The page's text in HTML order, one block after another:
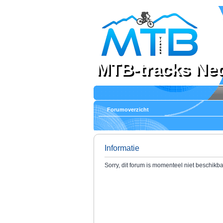
MTB-tracks
Forumoverzicht
Informatie
Sorry, dit forum is momenteel niet